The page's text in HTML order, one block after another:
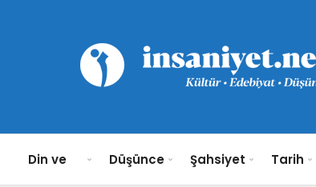
Din ve Düşünce Şahsiyet Tarih